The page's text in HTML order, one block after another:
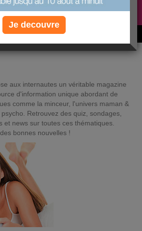
je préfère le régime gratuit
maigri et réappris à manger avec nous
aux internautes un véritable magazine
d'information unique abordant de
comme la minceur, l'univers maman &
Retrouvez des quiz, sondages,
et news sur toutes ces thématiques.
bonnes nouvelles !
Je decouvre